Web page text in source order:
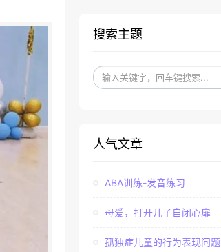
搜索主题
人气文章
ABA训练-发音练习
母爱，打开儿子自闭心扉
孤独症儿童的行为表现问题